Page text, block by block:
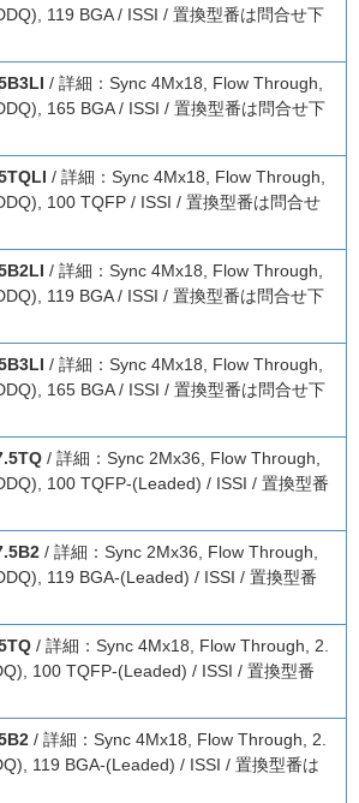
119 BGA / ISSI / 置換型番は問合せ下
/ 詳細：Sync 4Mx18, Flow Through,
165 BGA / ISSI / 置換型番は問合せ下
/ 詳細：Sync 4Mx18, Flow Through,
100 TQFP / ISSI / 置換型番は問合せ
/ 詳細：Sync 4Mx18, Flow Through,
119 BGA / ISSI / 置換型番は問合せ下
/ 詳細：Sync 4Mx18, Flow Through,
165 BGA / ISSI / 置換型番は問合せ下
/ 詳細：Sync 2Mx36, Flow Through,
100 TQFP-(Leaded) / ISSI / 置換型番
/ 詳細：Sync 2Mx36, Flow Through,
119 BGA-(Leaded) / ISSI / 置換型番
/ 詳細：Sync 4Mx18, Flow Through, 2.
100 TQFP-(Leaded) / ISSI / 置換型番
/ 詳細：Sync 4Mx18, Flow Through, 2.
119 BGA-(Leaded) / ISSI / 置換型番は